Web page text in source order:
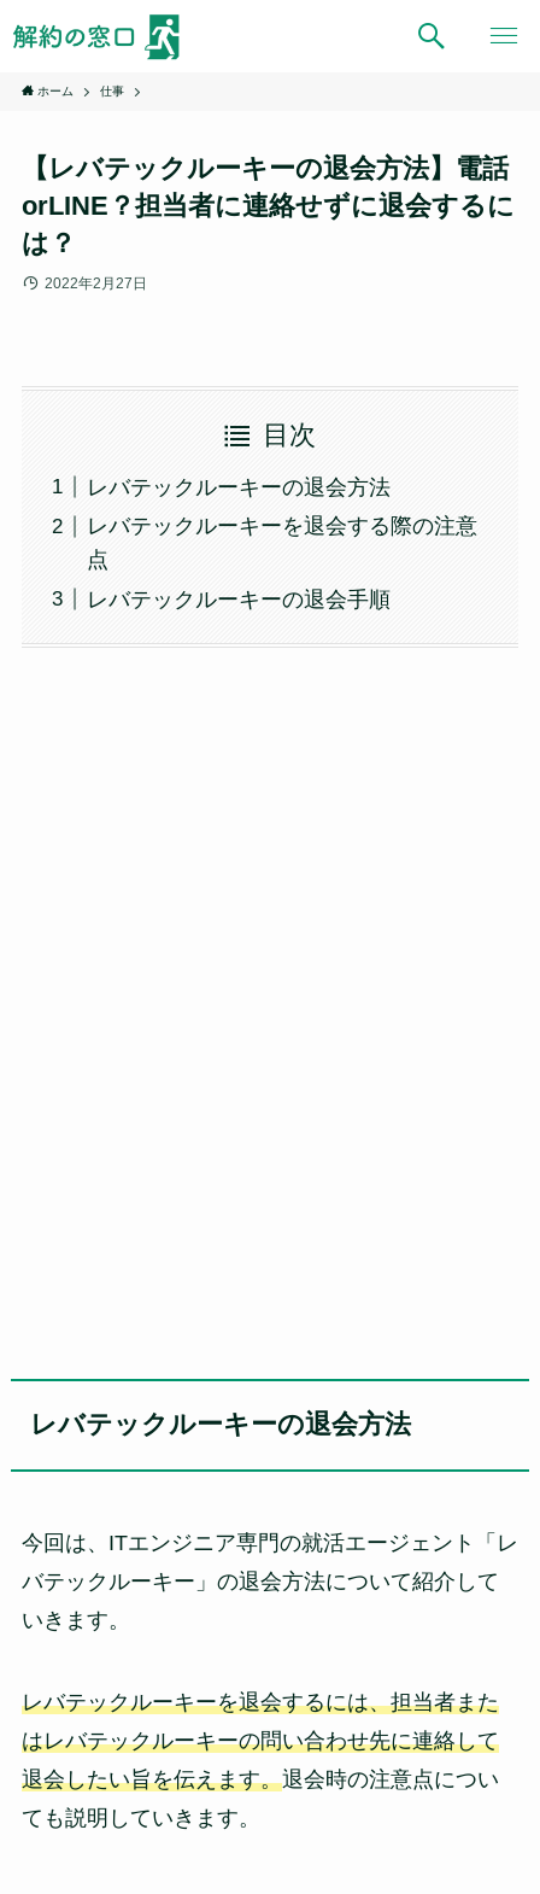
ホーム 仕事
【レバテックルーキーの退会方法】電話
orLINE？担当者に連絡せずに退会するに
は？
2022年2月27日
目次
レバテックルーキーの退会方法
レバテックルーキーを退会する際の注意
点
レバテックルーキーの退会手順
レバテックルーキーの退会方法
今回は、ITエンジニア専門の就活エージェント「レ
バテックルーキー」の退会方法について紹介して
いきます。
レバテックルーキーを退会するには、担当者また
はレバテックルーキーの問い合わせ先に連絡して
退会したい旨を伝えます。退会時の注意点につい
ても説明していきます。